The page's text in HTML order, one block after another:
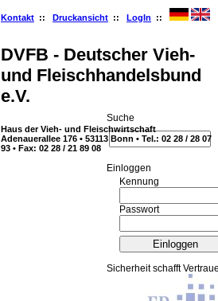
Kontakt :: Druckansicht :: LogIn ::
DVFB - Deutscher Vieh-
und Fleischhandelsbund
e.V.
Haus der Vieh- und Fleischwirtschaft
Adenauerallee 176 • 53113 Bonn • Tel.: 02 28 / 28 07
93 • Fax: 02 28 / 21 89 08
Suche
Ein­log­gen
Kennung
Passwort
Sicherheit schafft